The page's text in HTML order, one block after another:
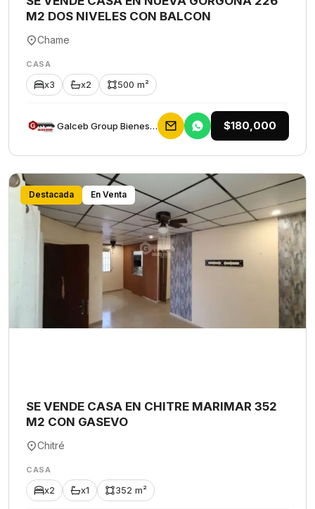
M2 DOS NIVELES CON BALCON
Chame
CASA
x3 x2 500 m²
Galceb Group Bienes Raices $180,000
Destacada En Venta
SE VENDE CASA EN CHITRE MARIMAR 352
M2 CON GASEVO
Chitré
CASA
x2 x1 352 m²